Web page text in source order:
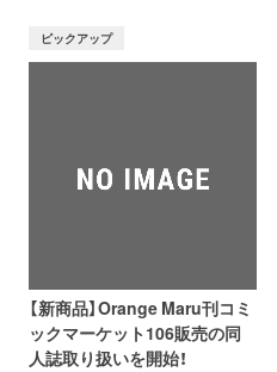
ピックアップ
【新商品】Orange Maru刊コミ
ックマーケット106販売の同
人誌取り扱いを開始！